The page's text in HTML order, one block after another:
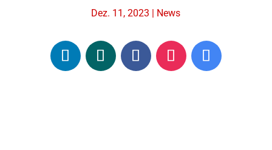
Dez. 11, 2023 | News